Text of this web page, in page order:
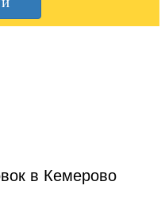
в Кемерово